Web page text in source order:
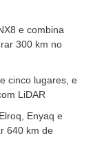
e combina
300 km no
cinco lugares, e
LiDAR
Enyaq e
640 km de